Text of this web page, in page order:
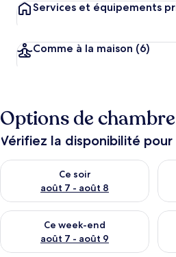
Services et équipements
Comme à la maison (6)
Options de chambre
Vérifiez la disponibilité
Ce soir
août 7 - août 8
Vérifier la disponibilité pour ce soir
Ce week-end
août 7 - août 9
Vérifier la disponibilité pour ce